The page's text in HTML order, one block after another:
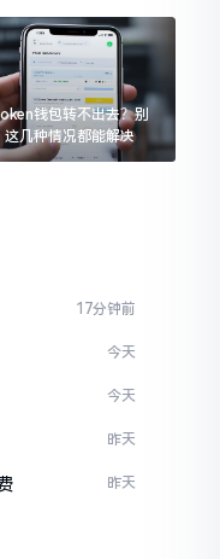
钱包转不出去？别
这几种情况都能解决
17分钟前
今天
今天
昨天
昨天